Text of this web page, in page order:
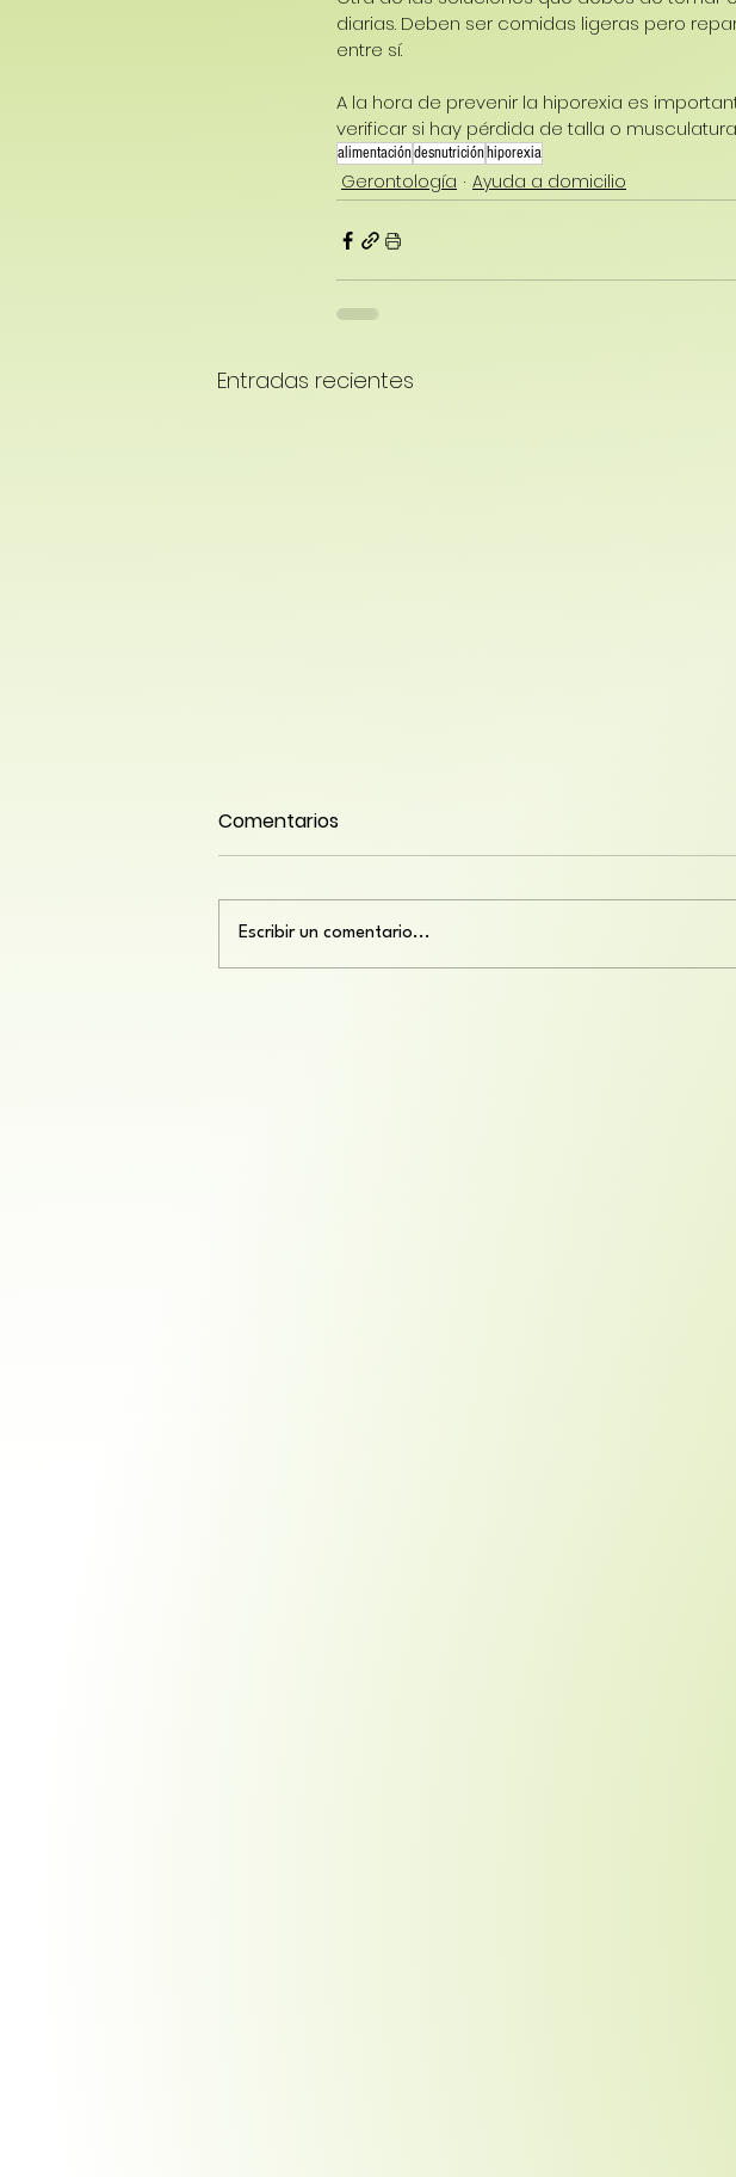
diarias. Deben ser comidas ligeras pero
entre sí.
A la hora de prevenir la hiporexia es
verificar si hay pérdida de talla o
alimentacióndesnutriciónhiporexia
Gerontología Ayuda a domicilio
Entradas recientes
Comentarios
Escribir un comentario...